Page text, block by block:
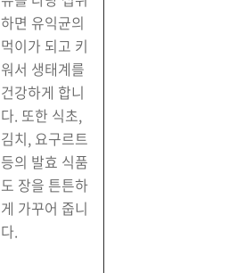
하면 유익균의
먹이가 되고 키
워서 생태계를
건강하게 합니
다. 또한 식초,
김치, 요구르트
등의 발효 식품
도 장을 튼튼하
게 가꾸어 줍니
다.